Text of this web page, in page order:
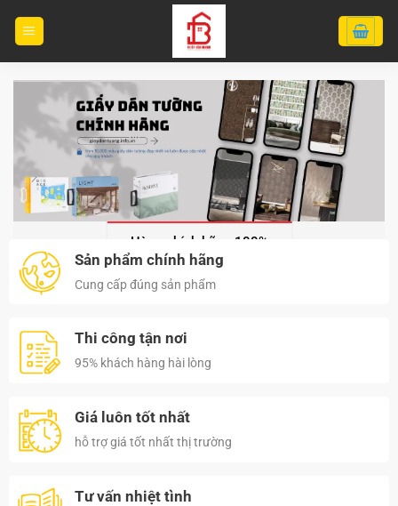
dung
Hàng chính hãng 100%
Sản phẩm chính hãng
Cung cấp đúng sản phẩm
Thi công tận nơi
95% khách hàng hài lòng
Giá luôn tốt nhất
hỗ trợ giá tốt nhất thị trường
Tư vấn nhiệt tình